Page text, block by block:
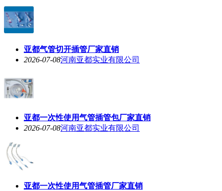
亚都气管切开插管厂家直销
2026-07-08河南亚都实业有限公司
亚都一次性使用气管插管包厂家直销
2026-07-08河南亚都实业有限公司
亚都一次性使用气管插管厂家直销